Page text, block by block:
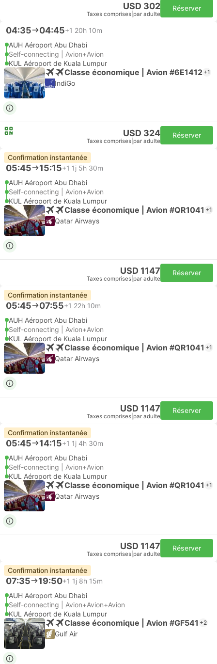
USD 302
Taxes comprises par adulte
Réserver
04:35 04:45+1 20h 10m
AUH Aéroport Abu Dhabi
Self-connecting | Avion+Avion
KUL Aéroport de Kuala Lumpur
Classe économique | Avion #6E1412 +1
IndiGo
USD 324
Taxes comprises par adulte
Réserver
Confirmation instantanée
05:45 15:15+1 1j 5h 30m
AUH Aéroport Abu Dhabi
Self-connecting | Avion+Avion
KUL Aéroport de Kuala Lumpur
Classe économique | Avion #QR1041 +1
Qatar Airways
USD 1147
Taxes comprises par adulte
Réserver
Confirmation instantanée
05:45 07:55+1 22h 10m
AUH Aéroport Abu Dhabi
Self-connecting | Avion+Avion
KUL Aéroport de Kuala Lumpur
Classe économique | Avion #QR1041 +1
Qatar Airways
USD 1147
Taxes comprises par adulte
Réserver
Confirmation instantanée
05:45 14:15+1 1j 4h 30m
AUH Aéroport Abu Dhabi
Self-connecting | Avion+Avion
KUL Aéroport de Kuala Lumpur
Classe économique | Avion #QR1041 +1
Qatar Airways
USD 1147
Taxes comprises par adulte
Réserver
Confirmation instantanée
07:35 19:50+1 1j 8h 15m
AUH Aéroport Abu Dhabi
Self-connecting | Avion+Avion+Avion
KUL Aéroport de Kuala Lumpur
Classe économique | Avion #GF541 +2
Gulf Air